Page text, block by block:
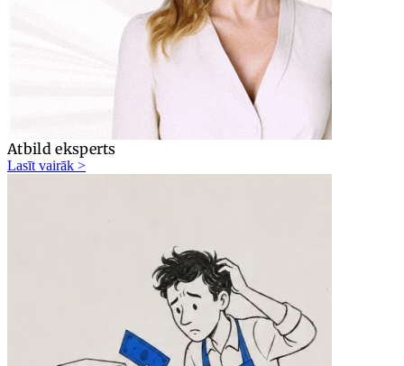
Atbild eksperts
Lasīt vairāk >